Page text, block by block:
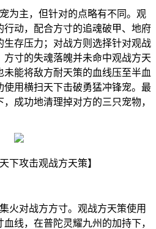
为主，但针对的点略有不同。观
行动，配合方寸的追魂破甲、地府
生存压力；对战方则选择针对观战
寸的失魂落魄并未命中观战方天
能将敌方耐天策的血线压至半血
使用横扫天下击破勇猛冲锋宠。最
成功地清理掉对方的三只宠物，
下攻击观战方天策】
火对战方方寸。观战方天策使用
线，在普陀灵耀九州的加持下，